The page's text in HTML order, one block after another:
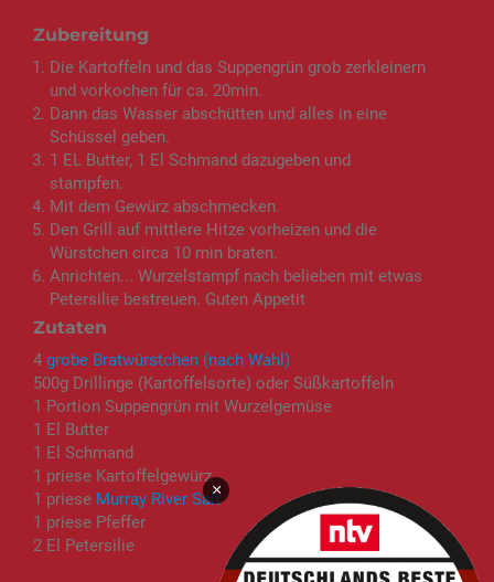
Zutaten
4 grobe Bratwürstchen (nach Wahl)
500g Drillinge (Kartoffelsorte) oder Süßkartoffeln
1 Portion Suppengrün mit Wurzelgemüse
1 El Butter
1 El Schmand
1 priese Kartoffelgewürz
1 priese Murray River Salt
1 priese Pfeffer
2 El Petersilie
Zubereitung
Die Kartoffeln und das Suppengrün grob zerkleinern
und vorkochen für ca. 20min.
Dann das Wasser abschütten und alles in eine
Schüssel geben.
1 EL Butter, 1 El Schmand dazugeben und
stampfen.
Mit dem Gewürz abschmecken.
Den Grill auf mittlere Hitze vorheizen und die
Würstchen circa 10 min braten.
Anrichten... Wurzelstampf nach belieben mit etwas
Petersilie bestreuen. Guten Appetit
×